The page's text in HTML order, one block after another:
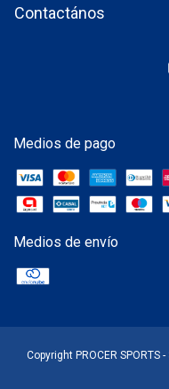
Contactános
Medios de pago
Medios de envío
Copyright PROCER